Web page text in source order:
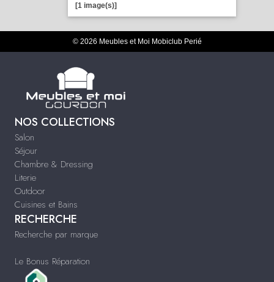
[1 image(s)]
© 2026 Meubles et Moi Mobiclub Perié
NOS COLLECTIONS
Salon
Séjour
Chambre & Dressing
Literie
Outdoor
Cuisines et Bains
RECHERCHE
Recherche par marque
Le Bonus Réparation